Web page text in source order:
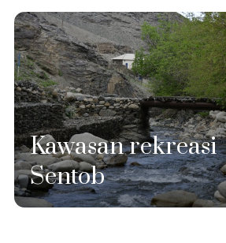
Kawasan rekreasi
Sentob